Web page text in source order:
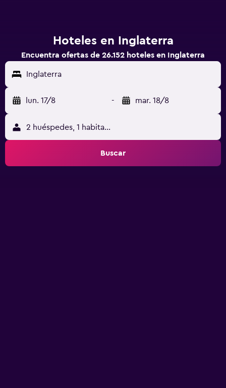
Hoteles en Inglaterra
Encuentra ofertas de 26.152 hoteles en Inglaterra
Inglaterra
lun. 17/8 - mar. 18/8
2 huéspedes, 1 habitación
Buscar